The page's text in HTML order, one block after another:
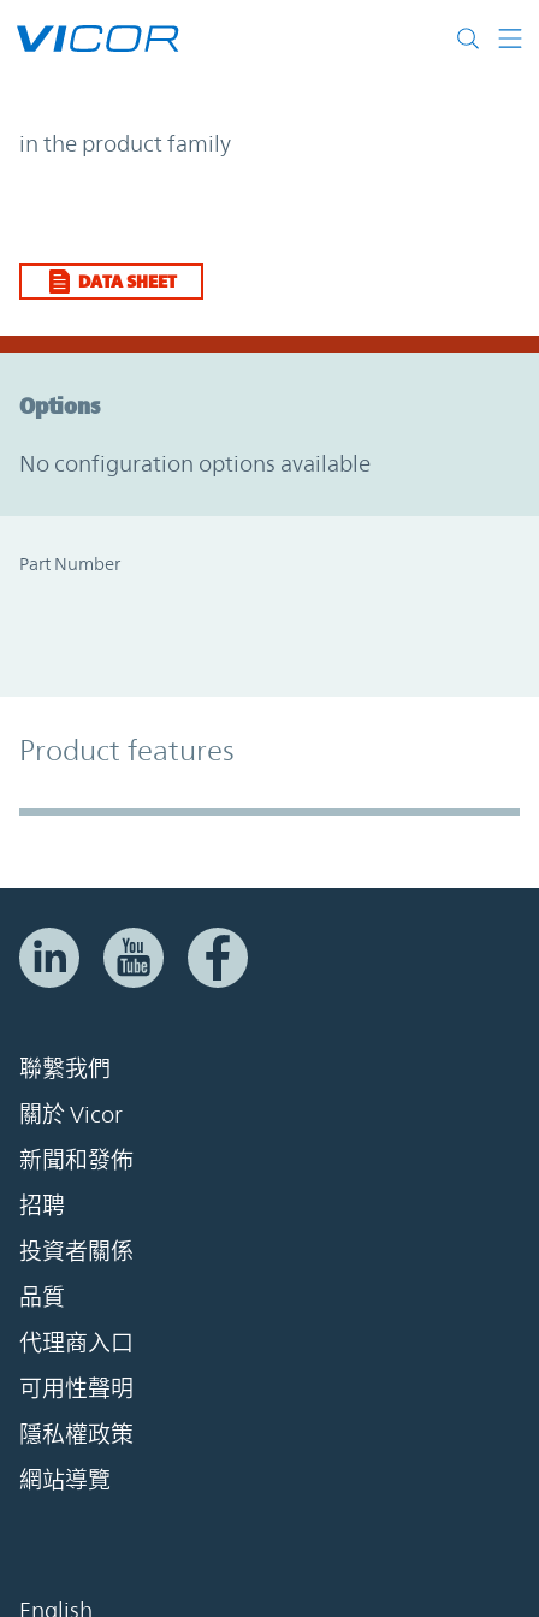
| | Vicor
in the product family
DATA SHEET
Options
No configuration options available
Part Number
Product Features
Product features
Accordion Section
聯繫我們
關於 Vicor
新聞和發佈
招聘
投資者關係
品質
代理商入口
可用性聲明
隱私權政策
網站導覽
English